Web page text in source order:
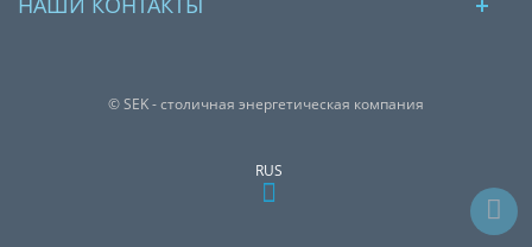
© SEK - столичная энергетическая компания
RUS